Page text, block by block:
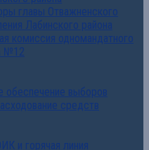
главы Отважненского
Лабинского района
комиссия одномандатного
№12
обеспечение выборов
средств
и горячая линия